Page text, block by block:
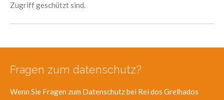
Zugriff geschützt sind.
Fragen zum datenschutz?
Wenn Sie Fragen zum Datenschutz bei Rei dos Grelhados